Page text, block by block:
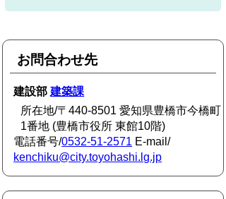
お問合わせ先
建設部建築課
所在地/〒440-8501 愛知県豊橋市今橋町
1番地 (豊橋市役所 東館10階)
電話番号/0532-51-2571 E-mail/
kenchiku@city.toyohashi.lg.jp